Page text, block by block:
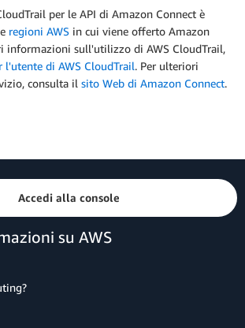
per le API di Amazon Connect è
regioni AWS in cui viene offerto Amazon
informazioni sull'utilizzo di AWS CloudTrail,
l'utente di AWS CloudTrail. Per ulteriori
consulta il sito Web di Amazon Connect.
Accedi alla console
su AWS